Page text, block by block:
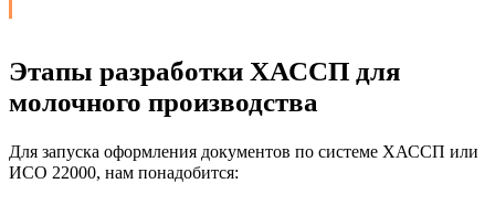
Этапы разработки ХАССП для
молочного производства
Для запуска оформления документов по системе ХАССП или
ИСО 22000, нам понадобится: